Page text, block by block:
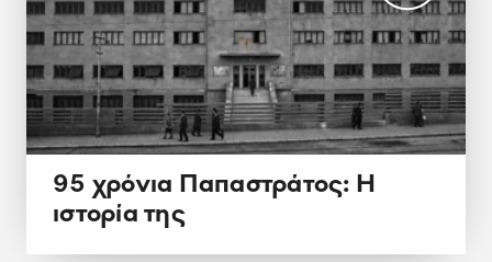
95 χρόνια Παπαστράτος: Η
ιστορία της